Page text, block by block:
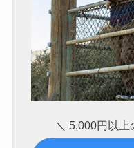
＼ 5,000円以上